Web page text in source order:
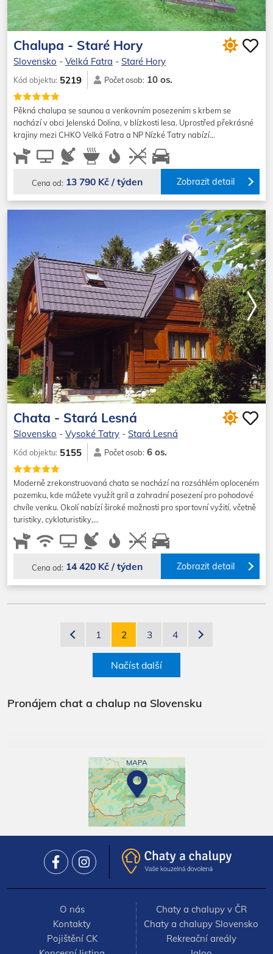
Chalupa - Staré Hory
Slovensko - Velká Fatra - Staré Hory
Kód objektu: 5219 Počet osob: 10 os.
Pěkná chalupa se saunou a venkovním posezením s krbem se
nachází v obci Jelenská Dolina, v blízkosti lesa. Uprostřed překrásné
krajiny mezi CHKO Velká Fatra a NP Nízké Tatry nabízí…
Cena od: 13 790 Kč / týden Zobrazit detail
Chata - Stará Lesná
Slovensko - Vysoké Tatry - Stará Lesná
Kód objektu: 5155 Počet osob: 6 os.
Moderně zrekonstruovaná chata se nachází na rozsáhlém oploceném
pozemku, kde můžete využít gril a zahradní posezení pro pohodové
chvíle venku. Okolí nabízí široké možnosti pro sportovní vyžití, včetně
turistiky, cykloturistiky,…
Cena od: 14 420 Kč / týden Zobrazit detail
1 2 3 4
Načíst další
Pronájem chat a chalup na Slovensku
MAPA
O nás
Kontakty
Pojištění CK
Chaty a chalupy v ČR
Chaty a chalupy Slovensko
Rekreační areály